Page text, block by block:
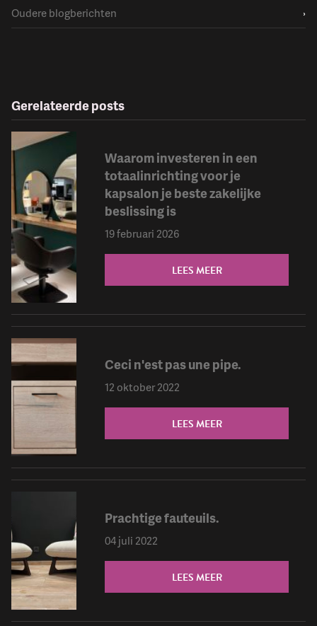
Oudere blogberichten ›
Gerelateerde posts
Waarom investeren in een
totaalinrichting voor je
kapsalon je beste zakelijke
beslissing is
19 februari 2026
LEES MEER
Ceci n'est pas une pipe.
12 oktober 2022
LEES MEER
Prachtige fauteuils.
04 juli 2022
LEES MEER